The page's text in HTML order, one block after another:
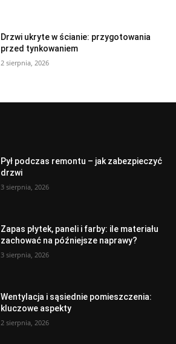
Drzwi ukryte w ścianie: przygotowania
przed tynkowaniem
2 sierpnia, 2026
Pył podczas remontu – jak zabezpieczyć
drzwi
3 sierpnia, 2026
Zapas płytek, paneli i farby: ile materiału
zachować na późniejsze naprawy?
3 sierpnia, 2026
Wentylacja i sąsiednie pomieszczenia:
kluczowe aspekty
2 sierpnia, 2026